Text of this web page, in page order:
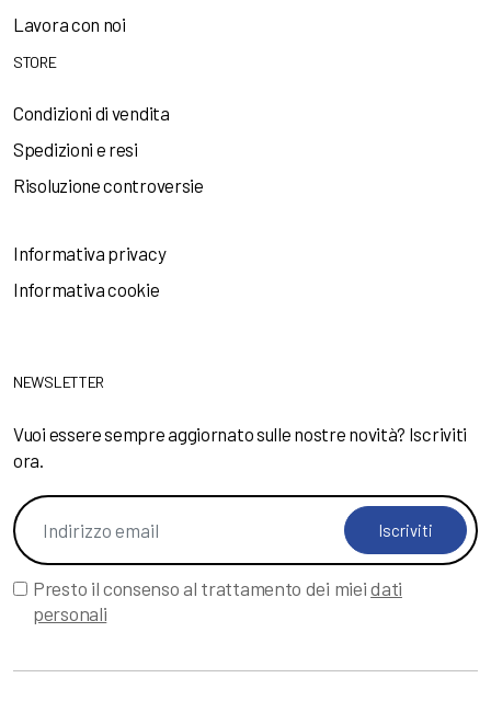
Lavora con noi
STORE
Condizioni di vendita
Spedizioni e resi
Risoluzione controversie
Informativa privacy
Informativa cookie
NEWSLETTER
Vuoi essere sempre aggiornato sulle nostre novità? Iscriviti
ora.
Iscriviti
Presto il consenso al trattamento dei mieidati
personali